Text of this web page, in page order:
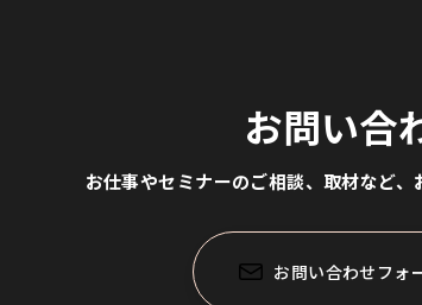
お問い合
お仕事やセミナーのご相談、取材など、
お問い合わせフォ